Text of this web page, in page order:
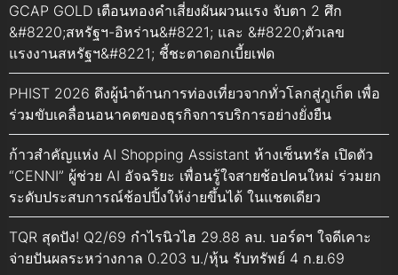
GCAP GOLD เตือนทองคำเสี่ยงผันผวนแรง จับตา 2 ศึก
&#8220;สหรัฐฯ-อิหร่าน&#8221; และ &#8220;ตัวเลข
แรงงานสหรัฐฯ&#8221; ชี้ชะตาดอกเบี้ยเฟด
PHIST 2026 ดึงผู้นำด้านการท่องเที่ยวจากทั่วโลกสู่ภูเก็ต เพื่อ
ร่วมขับเคลื่อนอนาคตของธุรกิจการบริการอย่างยั่งยืน
ก้าวสำคัญแห่ง AI Shopping Assistant ห้างเซ็นทรัล เปิดตัว
“CENNI” ผู้ช่วย AI อัจฉริยะ เพื่อนรู้ใจสายช้อปคนใหม่ ร่วมยก
ระดับประสบการณ์ช้อปปิ้งให้ง่ายขึ้นได้ ในแชตเดียว
TQR สุดปัง! Q2/69 กำไรนิวไฮ 29.88 ลบ. บอร์ดฯ ใจดีเคาะ
จ่ายปันผลระหว่างกาล 0.203 บ./หุ้น รับทรัพย์ 4 ก.ย.69